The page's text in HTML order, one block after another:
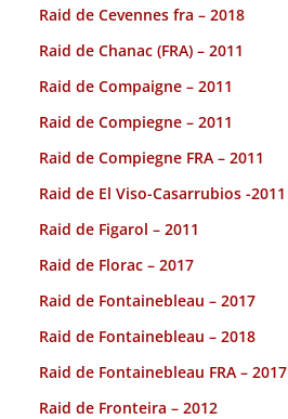
Raid de Cevennes fra – 2018
Raid de Chanac (FRA) – 2011
Raid de Compaigne – 2011
Raid de Compiegne – 2011
Raid de Compiegne FRA – 2011
Raid de El Viso-Casarrubios -2011
Raid de Figarol – 2011
Raid de Florac – 2017
Raid de Fontainebleau – 2017
Raid de Fontainebleau – 2018
Raid de Fontainebleau FRA – 2017
Raid de Fronteira – 2012